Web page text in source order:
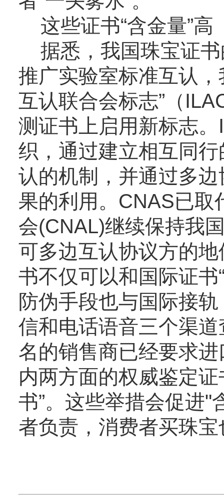
这些证书“含金量”高
据悉，我国珠宝证书
推广实验室标准互认
互认联合会标志”（
测证书上启用新标志
织，通过建立相互同
认的机制，并通过多
果的利用。CNAS已取
会(CNAL)继续保持我
可多边互认协议方的
书不仅可以和国际证书
防伪手段也与国际接
信和电话语音三个渠
名的销售商已经要求
内两方面的权威鉴定
书”。这些举措会促进"
者负责，消费者买珠